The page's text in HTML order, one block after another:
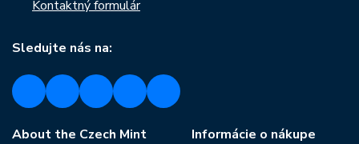
Kontaktný formulár
Sledujte nás na:
About the Czech Mint Informácie o nákupe